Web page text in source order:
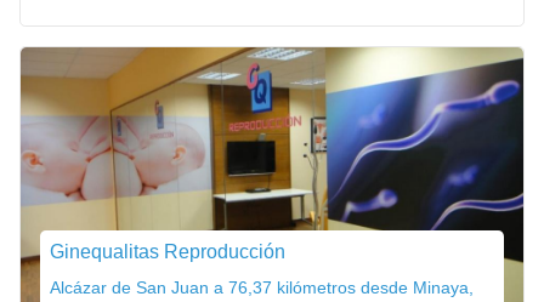
Ginequalitas Reproducción
Alcázar de San Juan a 76,37 kilómetros desde Minaya,